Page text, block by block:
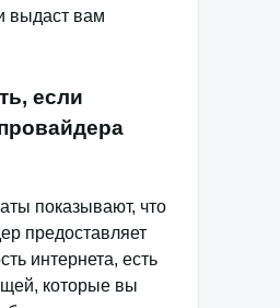
выдаст вам
если
показывают, что
предоставляет
интернета, есть
которые вы